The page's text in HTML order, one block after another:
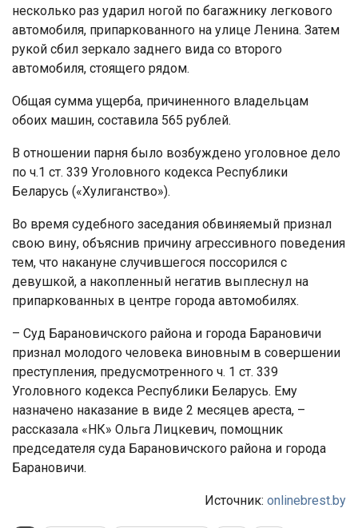
несколько раз ударил ногой по багажнику легкового
автомобиля, припаркованного на улице Ленина. Затем
рукой сбил зеркало заднего вида со второго
автомобиля, стоящего рядом.
Общая сумма ущерба, причиненного владельцам
обоих машин, составила 565 рублей.
В отношении парня было возбуждено уголовное дело
по ч.1 ст. 339 Уголовного кодекса Республики
Беларусь («Хулиганство»).
Во время судебного заседания обвиняемый признал
свою вину, объяснив причину агрессивного поведения
тем, что накануне случившегося поссорился с
девушкой, а накопленный негатив выплеснул на
припаркованных в центре города автомобилях.
– Суд Барановичского района и города Барановичи
признал молодого человека виновным в совершении
преступления, предусмотренного ч. 1 ст. 339
Уголовного кодекса Республики Беларусь. Ему
назначено наказание в виде 2 месяцев ареста, –
рассказала «НК» Ольга Лицкевич, помощник
председателя суда Барановичского района и города
Барановичи.
Источник: onlinebrest.by